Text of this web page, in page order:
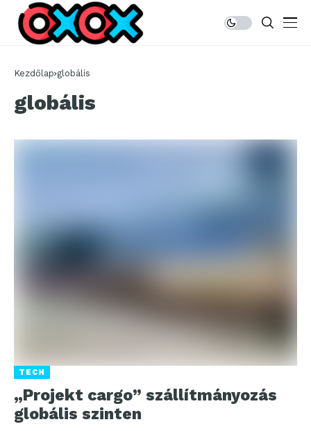
Kezdőlap globális
globális
TECH
„Projekt cargo” szállítmányozás
globális szinten